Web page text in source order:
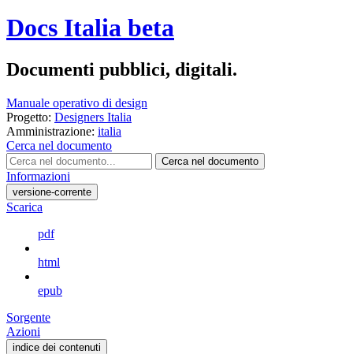
Docs Italia beta
Documenti pubblici, digitali.
Manuale operativo di design
Progetto: Designers Italia
Amministrazione: italia
Cerca nel documento
Cerca nel documento
Informazioni
versione-corrente
Scarica
pdf
html
epub
Sorgente
Azioni
indice dei contenuti